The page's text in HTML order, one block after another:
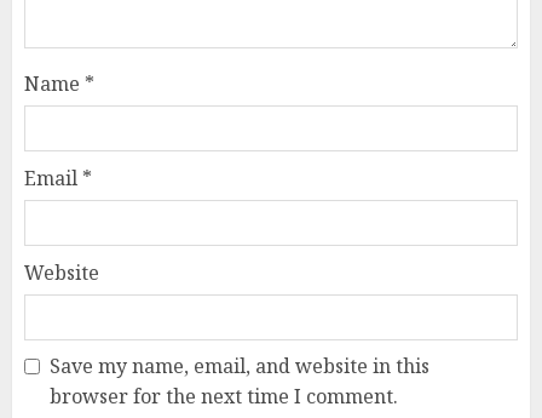
Name *
Email *
Website
Save my name, email, and website in this
browser for the next time I comment.